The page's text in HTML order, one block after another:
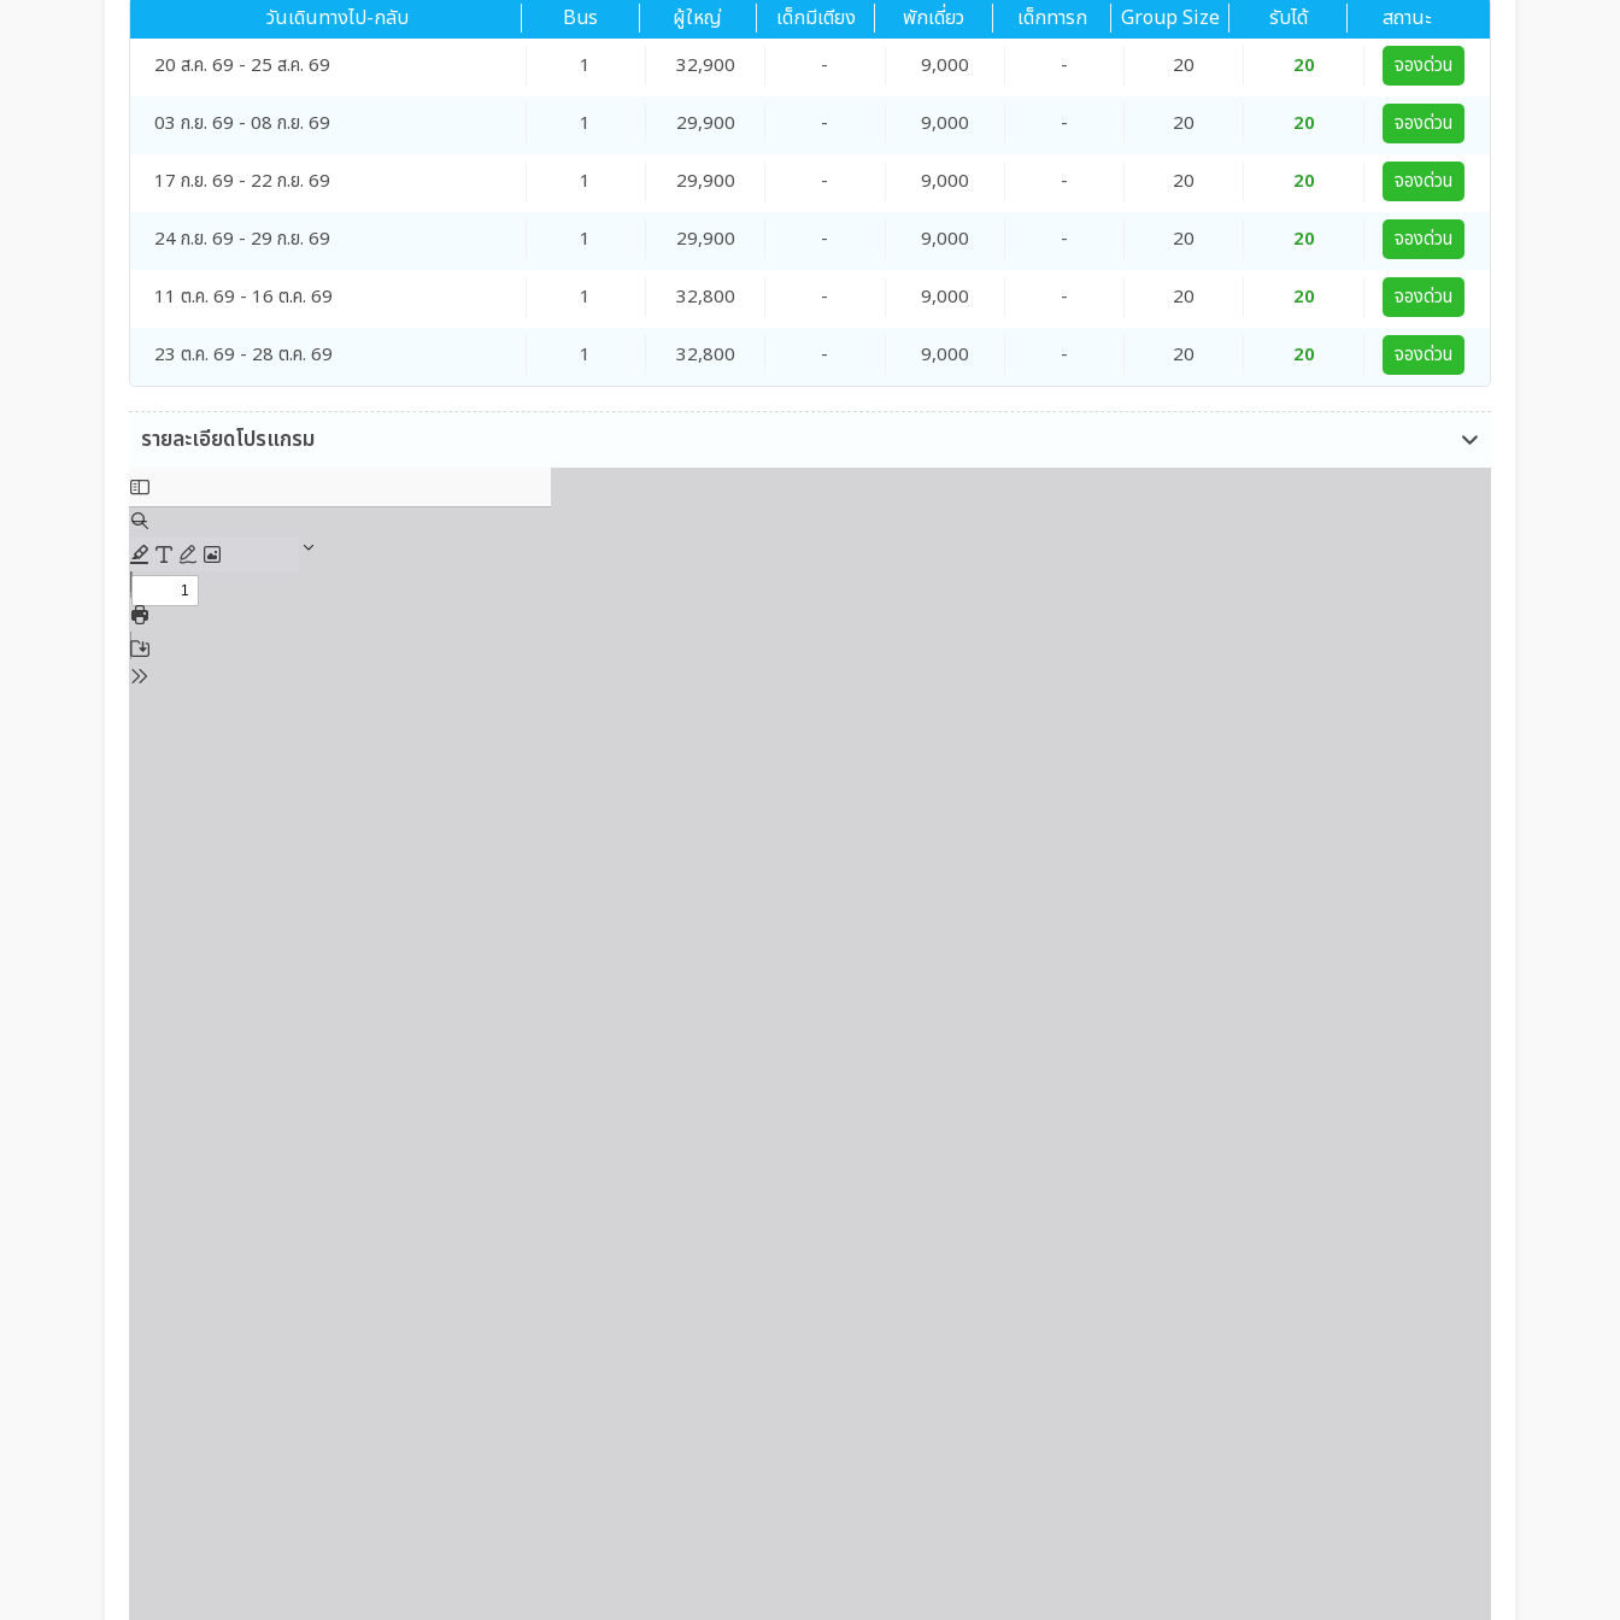
วันเดินทางไป-กลับ Bus ผู้ใหญ่ เด็กมีเตียง พักเดี่ยว เด็กทารก Group Size รับได้ สถานะ
20 ส.ค. 69 - 25 ส.ค. 69 1 32,900 - 9,000 - 20 20 จองด่วน
03 ก.ย. 69 - 08 ก.ย. 69 1 29,900 - 9,000 - 20 20 จองด่วน
17 ก.ย. 69 - 22 ก.ย. 69 1 29,900 - 9,000 - 20 20 จองด่วน
24 ก.ย. 69 - 29 ก.ย. 69 1 29,900 - 9,000 - 20 20 จองด่วน
11 ต.ค. 69 - 16 ต.ค. 69 1 32,800 - 9,000 - 20 20 จองด่วน
23 ต.ค. 69 - 28 ต.ค. 69 1 32,800 - 9,000 - 20 20 จองด่วน
รายละเอียดโปรแกรม